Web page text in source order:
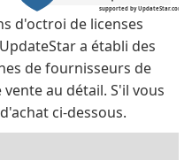
supported by UpdateStar.com
d'octroi de licenses
a établi des
de fournisseurs de
au détail. S'il vous
ci-dessous.